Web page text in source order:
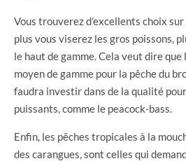
Vous trouverez d’excellents choix
plus vous viserez les gros poissons,
le haut de gamme. Cela veut dire que
moyen de gamme pour la pêche du
faudra investir dans de la qualité
puissants, comme le peacock-bass.
Enfin, les pêches tropicales à la
des carangues, sont celles qui